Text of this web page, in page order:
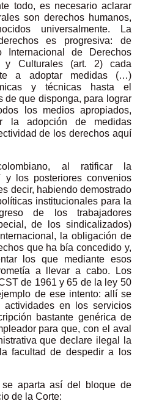
todo, es necesario aclarar
son derechos humanos,
universalmente. La
es progresiva: de
de Derechos
y Culturales (art. 2) cada
a adoptar medidas (…)
y técnicas hasta el
de que disponga, para lograr
los medios apropiados,
la adopción de medidas
de los derechos aquí
al ratificar la
los posteriores convenios
decir, habiendo demostrado
institucionales para la
de los trabajadores
de los sindicalizados)
la obligación de
que ha bía concedido y,
los que mediante esos
a llevar a cabo. Los
de 1961 y 65 de la ley 50
de ese intento: allí se
en los servicios
bastante genérica de
para que, con el aval
que declare ilegal la
facultad de despedir a los
se aparta así del bloque de
de la Corte: